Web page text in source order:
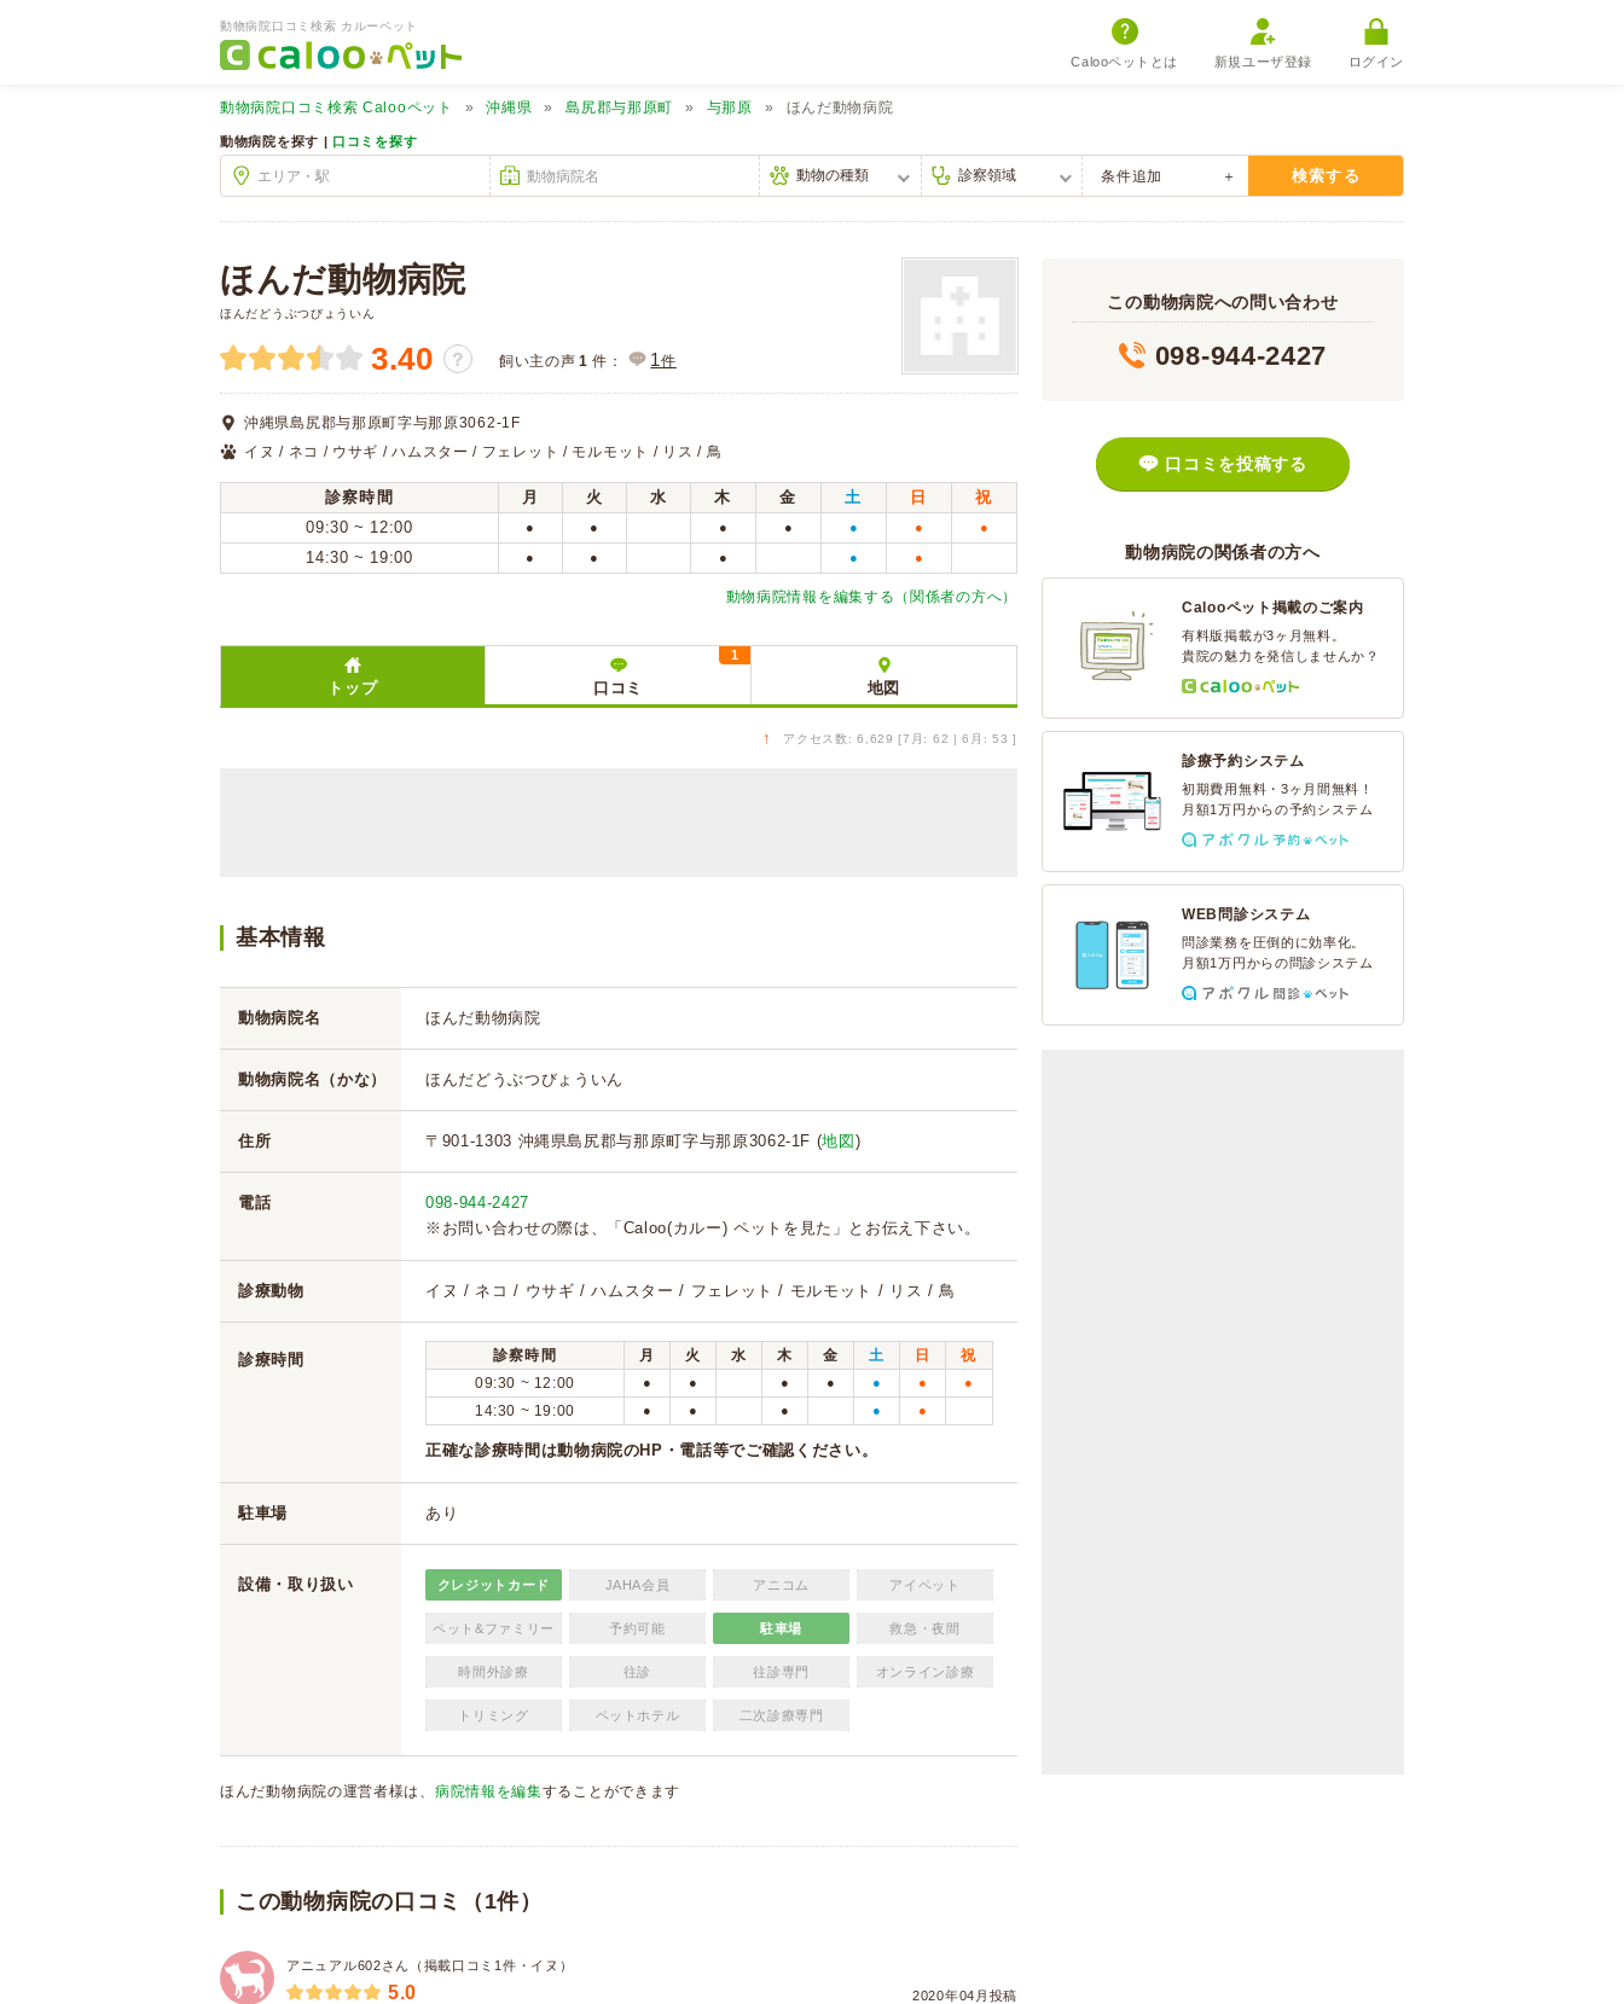
動物病院口コミ検索 カルーペット
Calooペットとは 新規ユーザ登録 ログイン
動物病院口コミ検索 Calooペット 沖縄県 島尻郡与那原町 与那原 ほんだ動物病院
動物病院を探す | 口コミを探す
条件追加 検索する
ほんだ動物病院
ほんだどうぶつびょういん
3.40 ？ 飼い主の声 1 件： 1件
沖縄県島尻郡与那原町字与那原3062-1F
イヌ / ネコ / ウサギ / ハムスター / フェレット / モルモット / リス / 鳥
診察時間 月 火 水 木 金 土 日
祝
09:30 ~ 12:00
● ● ● ● ● ● ●
14:30 ~ 19:00 ● ● ● ● ●
動物病院情報を編集する（関係者の方へ）
トップ 口コミ
1
地図
↑ アクセス数: 6,629 [7月: 62 | 6月: 53 ]
基本情報
動物病院名 ほんだ動物病院
動物病院名（かな） ほんだどうぶつびょういん
住所 〒901-1303 沖縄県島尻郡与那原町字与那原3062-1F (地図 )
電話
098-944-2427
※お問い合わせの際は、「Caloo(カルー) ペットを見た」とお伝え下さい。
診療動物 イヌ / ネコ / ウサギ / ハムスター / フェレット / モルモット / リス / 鳥
診療時間 診察時間 月 火 水 木 金 土 日
祝
09:30 ~ 12:00
● ● ● ● ● ● ●
14:30 ~ 19:00 ● ● ● ● ●
正確な診療時間は動物病院のHP・電話等でご確認ください。
駐車場 あり
設備・取り扱い クレジットカード JAHA会員 アニコム アイペット
ペット&ファミリー 予約可能 駐車場 救急・夜間
時間外診療 往診 往診専門 オンライン診療
トリミング ペットホテル 二次診療専門
ほんだ動物病院の運営者様は、 病院情報を編集することができます
この動物病院の口コミ（1件）
アニュアル602さん（掲載口コミ1件・イヌ）
2020年04月投稿
5.0
この動物病院への問い合わせ
098-944-2427
口コミを投稿する
動物病院の関係者の方へ
Calooペット掲載のご案内
有料版掲載が3ヶ月無料。
貴院の魅力を発信しませんか？
診療予約システム
初期費用無料・3ヶ月間無料！
月額1万円からの予約システム
WEB問診システム
問診業務を圧倒的に効率化。
月額1万円からの問診システム